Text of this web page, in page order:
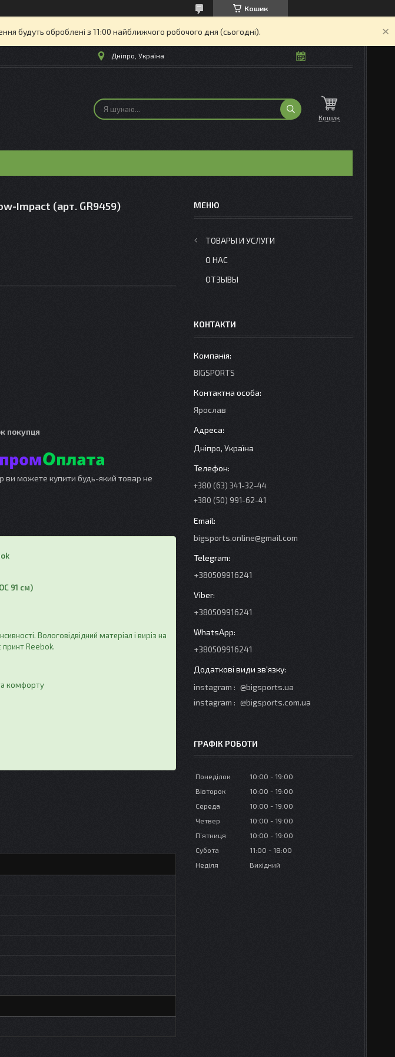
Кошик
будуть оброблені з 11:00 найближчого робочого дня (сьогодні).
Дніпро, Україна
Кошик
Impact (арт. GR9459)
покупця
ви можете купити будь-який товар не
91 см)
Вологовідвідний матеріал і виріз на
принт Reebok.
комфорту
ТОВАРЫ И УСЛУГИ
О НАС
ОТЗЫВЫ
КОНТАКТИ
BIGSPORTS
Ярослав
Дніпро, Україна
+380 (63) 341-32-44
+380 (50) 991-62-41
bigsports.online@gmail.com
+380509916241
+380509916241
+380509916241
instagram
@bigsports.ua
instagram
@bigsports.com.ua
ГРАФІК РОБОТИ
Понеділок 10:00
19:00
Вівторок
10:00
19:00
Середа
10:00
19:00
Четвер
10:00
19:00
Пʼятниця
10:00
19:00
Субота
11:00
18:00
Неділя
Вихідний